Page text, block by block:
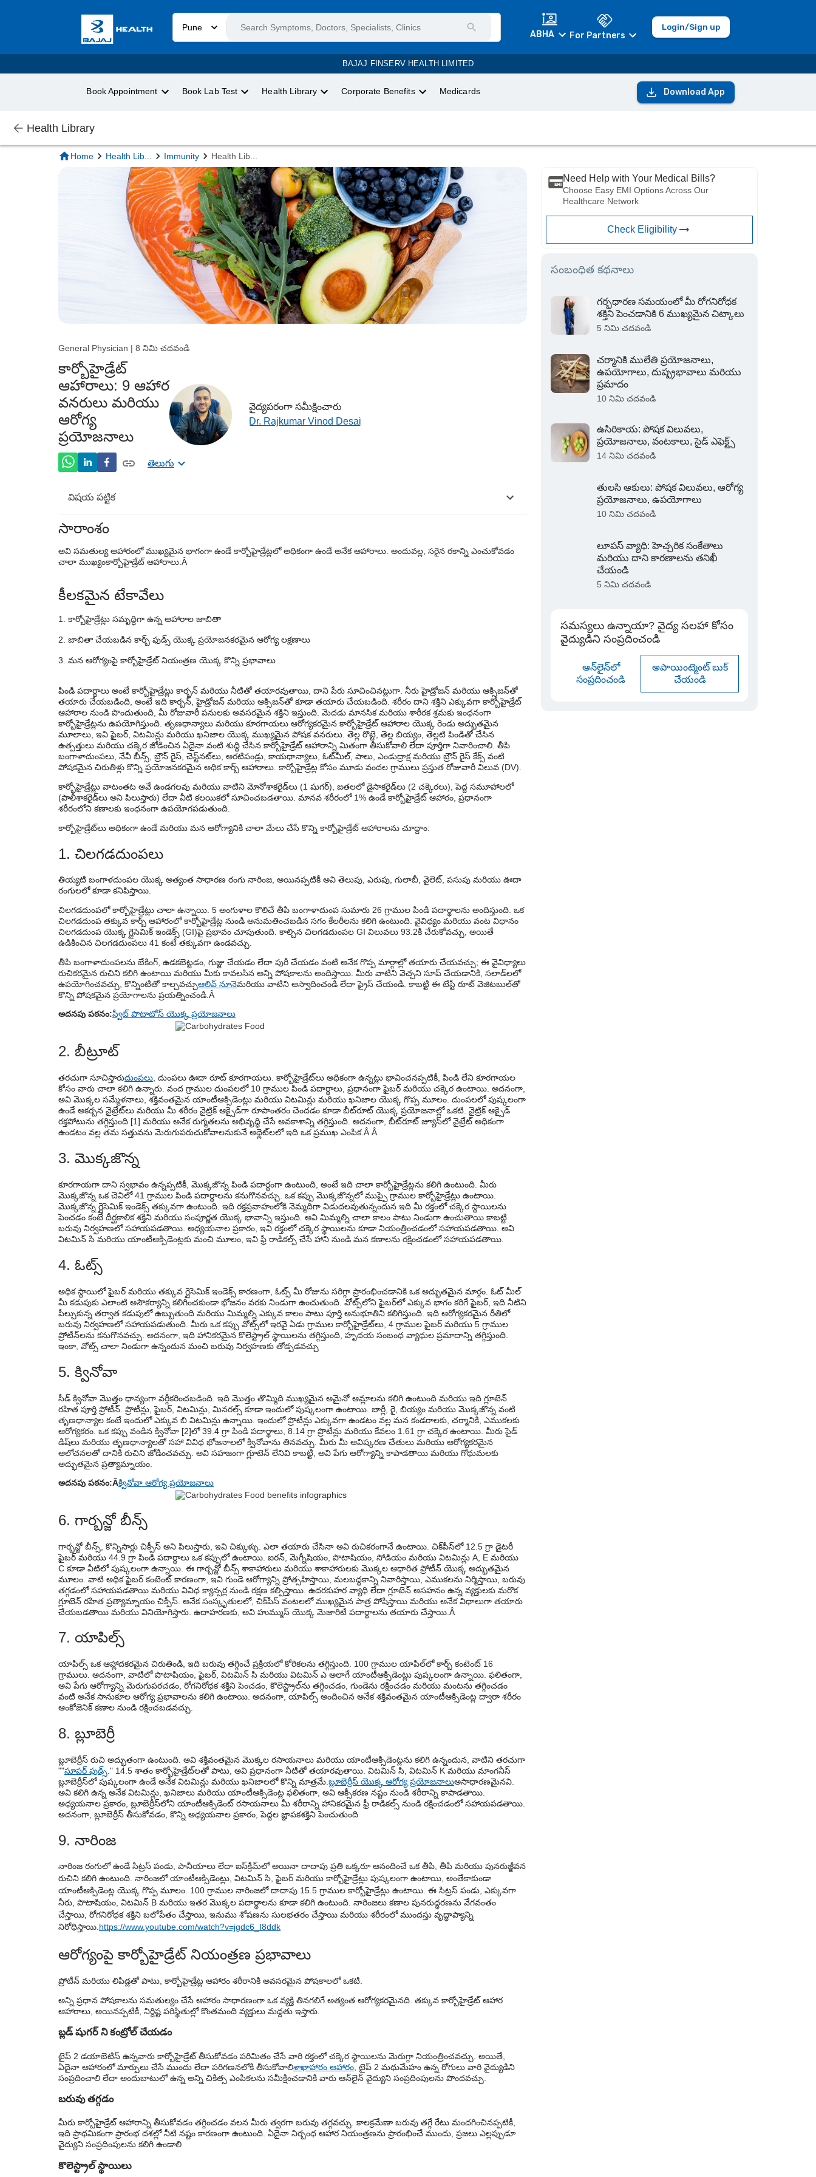
Pune
ABHA For Partners
Login/Sign up
BAJAJ FINSERV HEALTH LIMITED
Book Appointment Book Lab Test Health Library Corporate Benefits Medicards Download App
Health Library
Home Health Lib... Immunity Health Lib...
General Physician | 8 నిమి చదవండి
కార్బోహైడ్రేట్
ఆహారాలు: 9 ఆహార
వనరులు మరియు
ఆరోగ్య
ప్రయోజనాలు
వైద్యపరంగా సమీక్షించారు
Dr. Rajkumar Vinod Desai
తెలుగు
విషయ పట్టిక
1. చిలగడదుంపలు
2. బీట్రూట్
4. ఓట్స్
5. క్వినోవా
6. గార్బన్జో బీన్స్
7. యాపిల్స్
8. బ్లూబెర్రీ
9. నారింజ
ఆరోగ్యంపై కార్బోహైడ్రేట్ నియంత్రణ ప్రభావాలు
సారాంశం
అవి సమతుల్య ఆహారంలో ముఖ్యమైన భాగంగా ఉండే కార్బోహైడ్రేట్లలో అధికంగా ఉండే అనేక ఆహారాలు. అందువల్ల, సరైన రకాన్ని ఎంచుకోవడం
చాలా ముఖ్యంకార్బోహైడ్రేట్ ఆహారాలు Â
కీలకమైన టేకావేలు
కార్బోహైడ్రేట్లు సమృద్ధిగా ఉన్న ఆహారాల జాబితా
జాబితా చేయబడిన కార్బ్ ఫుడ్స్ యొక్క ప్రయోజనకరమైన ఆరోగ్య లక్షణాలు
మన ఆరోగ్యంపై కార్బోహైడ్రేట్ నియంత్రణ యొక్క కొన్ని ప్రభావాలు
పిండి పదార్థాలు అంటే కార్బోహైడ్రేట్లు కార్బన్ మరియు నీటితో తయారవుతాయి, దాని పేరు సూచించినట్లుగా. నీరు హైడ్రోజన్ మరియు ఆక్సిజన్‌తో
తయారు చేయబడింది, అంటే ఇది కార్బన్, హైడ్రోజన్ మరియు ఆక్సిజన్‌తో కూడా తయారు చేయబడింది. శరీరం దాని శక్తిని ఎక్కువగా కార్బోహైడ్రేట్
ఆహారాల నుండి పొందుతుంది, మీ రోజువారీ పనులకు అవసరమైన శక్తిని ఇస్తుంది. మెదడు మానసిక మరియు శారీరక శ్రమకు ఇంధనంగా
కార్బోహైడ్రేట్లను ఉపయోగిస్తుంది. తృణధాన్యాలు మరియు కూరగాయలు ఆరోగ్యకరమైన కార్బోహైడ్రేట్ ఆహారాల యొక్క రెండు అద్భుతమైన
మూలాలు, ఇవి ఫైబర్, విటమిన్లు మరియు ఖనిజాల యొక్క ముఖ్యమైన పోషక వనరులు. తెల్ల రొట్టె, తెల్ల బియ్యం, తెల్లటి పిండితో చేసిన
ఉత్పత్తులు మరియు చక్కెర జోడించిన ఏదైనా వంటి శుద్ధి చేసిన కార్బోహైడ్రేట్ ఆహారాన్ని మితంగా తీసుకోవాలి లేదా పూర్తిగా నివారించాలి. తీపి
బంగాళాదుంపలు, నేవీ బీన్స్, బ్రౌన్ రైస్, చెస్ట్‌నట్‌లు, అరటిపండ్లు, కాయధాన్యాలు, ఓట్‌మీల్, పాలు, ఎండుద్రాక్ష మరియు బ్రౌన్ రైస్ కేక్స్ వంటి
పోషకమైన చిరుతిళ్లు కొన్ని ప్రయోజనకరమైన అధిక కార్బ్ ఆహారాలు. కార్బోహైడ్రేట్ల కోసం మూడు వందల గ్రాములు ప్రస్తుత రోజువారీ విలువ (DV).
కార్బోహైడ్రేట్లు వాటంతట అవే ఉండగలవు మరియు వాటిని మోనోశాకరైడ్‌లు (1 షుగర్), జతలలో డైసాకరైడ్‌లు (2 చక్కెరలు), పెద్ద సమూహాలలో
(పాలీశాకరైడ్‌లు అని పిలుస్తారు) లేదా వీటి కలయికలో సూచించబడతాయి. మానవ శరీరంలో 1% ఉండే కార్బోహైడ్రేట్ ఆహారం, ప్రధానంగా
శరీరంలోని కణాలకు ఇంధనంగా ఉపయోగపడుతుంది.
కార్బోహైడ్రేట్‌లు అధికంగా ఉండే మరియు మన ఆరోగ్యానికి చాలా మేలు చేసే కొన్ని కార్బోహైడ్రేట్ ఆహారాలను చూద్దాం:
1. చిలగడదుంపలు
తియ్యటి బంగాళదుంపల యొక్క అత్యంత సాధారణ రంగు నారింజ, అయినప్పటికీ అవి తెలుపు, ఎరుపు, గులాబీ, వైలెట్, పసుపు మరియు ఊదా
రంగులలో కూడా కనిపిస్తాయి.
చిలగడదుంపలో కార్బోహైడ్రేట్లు చాలా ఉన్నాయి. 5 అంగుళాల కొలిచే తీపి బంగాళాదుంప సుమారు 26 గ్రాముల పిండి పదార్థాలను అందిస్తుంది. ఒక
చిలగడదుంప తక్కువ కార్బ్ ఆహారంలో కార్బోహైడ్రేట్ల నుండి అనుమతించబడిన సగం కేలరీలను కలిగి ఉంటుంది. వైవిధ్యం మరియు వంట విధానం
చిలగడదుంప యొక్క గ్లైసెమిక్ ఇండెక్స్ (GI)పై ప్రభావం చూపుతుంది. కాల్చిన చిలగడదుంపల GI విలువలు 93.2కి చేరుకోవచ్చు, అయితే
ఉడికించిన చిలగడదుంపలు 41 కంటే తక్కువగా ఉండవచ్చు.
తీపి బంగాళాదుంపలను బేకింగ్, ఉడకబెట్టడం, గుజ్జు చేయడం లేదా పురీ చేయడం వంటి అనేక గొప్ప మార్గాల్లో తయారు చేయవచ్చు; ఈ వైవిధ్యాలు
రుచికరమైన రుచిని కలిగి ఉంటాయి మరియు మీకు కావలసిన అన్ని పోషకాలను అందిస్తాయి. మీరు వాటిని వెచ్చని సూప్ చేయడానికి, సలాడ్‌లలో
ఉపయోగించవచ్చు, కొన్నింటితో కాల్చవచ్చుఆలివ్ నూనెమరియు వాటిని ఆస్వాదించండి లేదా ఫ్రైస్ చేయండి. కాబట్టి ఈ టేస్టీ రూట్ వెజిటబుల్‌తో
కొన్ని పోషకమైన ప్రయోగాలను ప్రయత్నించండి.Â
అదనపు పఠనం:స్వీట్ పొటాటోస్ యొక్క ప్రయోజనాలు
2. బీట్రూట్
తరచుగా సూచిస్తారుదుంపలు, దుంపలు ఊదా రూట్ కూరగాయలు. కార్బోహైడ్రేట్‌లు అధికంగా ఉన్నట్లు భావించనప్పటికీ, పిండి లేని కూరగాయల
కోసం వారు చాలా కలిగి ఉన్నారు. వంద గ్రాముల దుంపలలో 10 గ్రాముల పిండి పదార్థాలు, ప్రధానంగా ఫైబర్ మరియు చక్కెర ఉంటాయి. అదనంగా,
అవి మొక్కల సమ్మేళనాలు, శక్తివంతమైన యాంటీఆక్సిడెంట్లు మరియు విటమిన్లు మరియు ఖనిజాల యొక్క గొప్ప మూలం. దుంపలలో పుష్కలంగా
ఉండే అకర్బన నైట్రేట్‌లు మరియు మీ శరీరం నైట్రిక్ ఆక్సైడ్‌గా రూపాంతరం చెందడం కూడా బీట్‌రూట్ యొక్క ప్రయోజనాల్లో ఒకటి. నైట్రిక్ ఆక్సైడ్
రక్తపోటును తగ్గిస్తుంది [1] మరియు అనేక రుగ్మతలను అభివృద్ధి చేసే అవకాశాన్ని తగ్గిస్తుంది. అదనంగా, బీట్‌రూట్ జ్యూస్‌లో నైట్రేట్ అధికంగా
ఉండటం వల్ల తమ సత్తువను మెరుగుపరుచుకోవాలనుకునే అథ్లెట్‌లలో ఇది ఒక ప్రముఖ ఎంపిక.Â Â
3. మొక్కజొన్న
కూరగాయగా దాని స్వభావం ఉన్నప్పటికీ, మొక్కజొన్న పిండి పదార్ధంగా ఉంటుంది, అంటే ఇది చాలా కార్బోహైడ్రేట్లను కలిగి ఉంటుంది. మీరు
మొక్కజొన్న ఒక చెవిలో 41 గ్రాముల పిండి పదార్థాలను కనుగొనవచ్చు. ఒక కప్పు మొక్కజొన్నలో ముప్పై గ్రాముల కార్బోహైడ్రేట్లు ఉంటాయి.
మొక్కజొన్న గ్లైసెమిక్ ఇండెక్స్ తక్కువగా ఉంటుంది. ఇది రక్తప్రవాహంలోకి నెమ్మదిగా విడుదలవుతున్నందున ఇది మీ రక్తంలో చక్కెర స్థాయిలను
పెంచడం కంటే దీర్ఘకాలిక శక్తిని మరియు సంపూర్ణత యొక్క భావాన్ని ఇస్తుంది. అవి మిమ్మల్ని చాలా కాలం పాటు నిండుగా ఉంచుతాయి కాబట్టి
బరువు నిర్వహణలో సహాయపడతాయి. అధ్యయనాల ప్రకారం, ఇవి రక్తంలో చక్కెర స్థాయిలను కూడా నియంత్రించడంలో సహాయపడతాయి. అవి
విటమిన్ సి మరియు యాంటీఆక్సిడెంట్లకు మంచి మూలం, ఇవి ఫ్రీ రాడికల్స్ చేసే హాని నుండి మన కణాలను రక్షించడంలో సహాయపడతాయి.
4. ఓట్స్
అధిక స్థాయిలో ఫైబర్ మరియు తక్కువ గ్లైసెమిక్ ఇండెక్స్ కారణంగా, ఓట్స్ మీ రోజును సరిగ్గా ప్రారంభించడానికి ఒక అద్భుతమైన మార్గం. ఓట్ మీల్
మీ కడుపుకు ఎలాంటి అసౌకర్యాన్ని కలిగించకుండా భోజనం వరకు నిండుగా ఉంచుతుంది. వోట్స్‌లోని ఫైబర్‌లో ఎక్కువ భాగం కరిగే ఫైబర్, ఇది నీటిని
పీల్చుకున్న తర్వాత కడుపులో ఉబ్బుతుంది మరియు మిమ్మల్ని ఎక్కువ కాలం పాటు పూర్తి అనుభూతిని కలిగిస్తుంది. ఇది ఆరోగ్యకరమైన రీతిలో
బరువు నిర్వహణలో సహాయపడుతుంది. మీరు ఒక కప్పు వోట్స్‌లో ఇరవై ఏడు గ్రాముల కార్బోహైడ్రేట్‌లు, 4 గ్రాముల ఫైబర్ మరియు 5 గ్రాముల
ప్రోటీన్‌లను కనుగొనవచ్చు. అదనంగా, ఇది హానికరమైన కొలెస్ట్రాల్ స్థాయిలను తగ్గిస్తుంది, హృదయ సంబంధ వ్యాధుల ప్రమాదాన్ని తగ్గిస్తుంది.
ఇంకా, వోట్స్ చాలా నిండుగా ఉన్నందున మంచి బరువు నిర్వహణకు తోడ్పడవచ్చు
5. క్వినోవా
సీడ్ క్వినోవా మొత్తం ధాన్యంగా వర్గీకరించబడింది. ఇది మొత్తం తొమ్మిది ముఖ్యమైన అమైనో ఆమ్లాలను కలిగి ఉంటుంది మరియు ఇది గ్లూటెన్
రహిత పూర్తి ప్రోటీన్. ప్రొటీన్లు, ఫైబర్, విటమిన్లు, మినరల్స్ కూడా ఇందులో పుష్కలంగా ఉంటాయి. బార్లీ, రై, బియ్యం మరియు మొక్కజొన్న వంటి
తృణధాన్యాల కంటే ఇందులో ఎక్కువ బి విటమిన్లు ఉన్నాయి. ఇందులో ప్రొటీన్లు ఎక్కువగా ఉండటం వల్ల మన కండరాలకు, చర్మానికి, ఎముకలకు
ఆరోగ్యకరం. ఒక కప్పు వండిన క్వినోవా [2]లో 39.4 గ్రా పిండి పదార్థాలు, 8.14 గ్రా ప్రొటీన్లు మరియు కేవలం 1.61 గ్రా చక్కెర ఉంటాయి. మీరు సైడ్
డిష్‌లు మరియు తృణధాన్యాలతో సహా వివిధ భోజనాలలో క్వినోవాను తినవచ్చు. మీరు మీ ఆవిష్కరణ చేతులు మరియు ఆరోగ్యకరమైన
ఆలోచనలతో దానికి రుచిని జోడించవచ్చు. అవి సహజంగా గ్లూటెన్ లేనివి కాబట్టి, అవి పేగు ఆరోగ్యాన్ని కాపాడతాయి మరియు గోధుమలకు
అద్భుతమైన ప్రత్యామ్నాయం.
అదనపు పఠనం:Âక్వినోవా ఆరోగ్య ప్రయోజనాలు
6. గార్బన్జో బీన్స్
గార్బన్జో బీన్స్, కొన్నిసార్లు చిక్పీస్ అని పిలుస్తారు, ఇవి చిక్కుళ్ళు. ఎలా తయారు చేసినా అవి రుచికరంగానే ఉంటాయి. చిక్‌పీస్‌లో 12.5 గ్రా డైటరీ
ఫైబర్ మరియు 44.9 గ్రా పిండి పదార్థాలు ఒక కప్పులో ఉంటాయి. ఐరన్, మెగ్నీషియం, పొటాషియం, సోడియం మరియు విటమిన్లు A, E మరియు
C కూడా వీటిలో పుష్కలంగా ఉన్నాయి. ఈ గార్బన్జో బీన్స్ శాకాహారులు మరియు శాకాహారులకు మొక్కల ఆధారిత ప్రోటీన్ యొక్క అద్భుతమైన
మూలం. వాటి అధిక ఫైబర్ కంటెంట్ కారణంగా, ఇవి గుండె ఆరోగ్యాన్ని ప్రోత్సహిస్తాయి, మలబద్ధకాన్ని నివారిస్తాయి, ఎముకలను నిర్మిస్తాయి, బరువు
తగ్గడంలో సహాయపడతాయి మరియు వివిధ క్యాన్సర్ల నుండి రక్షణ కల్పిస్తాయి. ఉదరకుహర వ్యాధి లేదా గ్లూటెన్ అసహనం ఉన్న వ్యక్తులకు మరొక
గ్లూటెన్ రహిత ప్రత్యామ్నాయం చిక్పీస్. అనేక సంస్కృతులలో, చిక్‌పీస్ వంటలలో ముఖ్యమైన పాత్ర పోషిస్తాయి మరియు అనేక విధాలుగా తయారు
చేయబడతాయి మరియు వినియోగిస్తారు. ఉదాహరణకు, అవి హుమ్ముస్ యొక్క మెజారిటీ పదార్థాలను తయారు చేస్తాయి.Â
7. యాపిల్స్
యాపిల్స్ ఒక ఆహ్లాదకరమైన చిరుతిండి, ఇది బరువు తగ్గించే ప్రక్రియలో కోరికలను తగ్గిస్తుంది. 100 గ్రాముల యాపిల్‌లో కార్బ్ కంటెంట్ 16
గ్రాములు. అదనంగా, వాటిలో పొటాషియం, ఫైబర్, విటమిన్ సి మరియు విటమిన్ ఎ అలాగే యాంటీఆక్సిడెంట్లు పుష్కలంగా ఉన్నాయి. ఫలితంగా,
అవి పేగు ఆరోగ్యాన్ని మెరుగుపరచడం, రోగనిరోధక శక్తిని పెంచడం, కొలెస్ట్రాల్‌ను తగ్గించడం, గుండెను రక్షించడం మరియు మంటను తగ్గించడం
వంటి అనేక సానుకూల ఆరోగ్య ప్రభావాలను కలిగి ఉంటాయి. అదనంగా, యాపిల్స్ అందించిన అనేక శక్తివంతమైన యాంటీఆక్సిడెంట్ల ద్వారా శరీరం
ఆంకోజెనిక్ కణాల నుండి రక్షించబడవచ్చు.
8. బ్లూబెర్రీ
బ్లూబెర్రీస్ రుచి అద్భుతంగా ఉంటుంది. అవి శక్తివంతమైన మొక్కల రసాయనాలు మరియు యాంటీఆక్సిడెంట్లను కలిగి ఉన్నందున, వాటిని తరచుగా
""సూపర్ ఫుడ్స్ ." 14.5 శాతం కార్బోహైడ్రేట్‌లతో పాటు, అవి ప్రధానంగా నీటితో తయారవుతాయి. విటమిన్ సి, విటమిన్ K మరియు మాంగనీస్
బ్లూబెర్రీస్‌లో పుష్కలంగా ఉండే అనేక విటమిన్లు మరియు ఖనిజాలలో కొన్ని మాత్రమే. బ్లూబెర్రీస్ యొక్క ఆరోగ్య ప్రయోజనాలుఅసాధారణమైనవి.
అవి కలిగి ఉన్న అనేక విటమిన్లు, ఖనిజాలు మరియు యాంటీఆక్సిడెంట్ల ఫలితంగా, అవి ఆక్సీకరణ నష్టం నుండి శరీరాన్ని కాపాడతాయి.
అధ్యయనాల ప్రకారం, బ్లూబెర్రీస్‌లోని యాంటీఆక్సిడెంట్ రసాయనాలు మీ శరీరాన్ని హానికరమైన ఫ్రీ రాడికల్స్ నుండి రక్షించడంలో సహాయపడతాయి.
అదనంగా, బ్లూబెర్రీస్ తీసుకోవడం, కొన్ని అధ్యయనాల ప్రకారం, పెద్దల జ్ఞాపకశక్తిని పెంచుతుంది
9. నారింజ
నారింజ రంగులో ఉండే సిట్రస్ పండు, పానీయాలు లేదా ఐస్‌క్రీమ్‌లో అయినా దాదాపు ప్రతి ఒక్కరూ ఆనందించే ఒక తీపి, తీపి మరియు పునరుజ్జీవన
రుచిని కలిగి ఉంటుంది. నారింజలో యాంటీఆక్సిడెంట్లు, విటమిన్ సి, ఫైబర్ మరియు కార్బోహైడ్రేట్లు పుష్కలంగా ఉంటాయి, అంతేకాకుండా
యాంటీఆక్సిడెంట్ల యొక్క గొప్ప మూలం. 100 గ్రాముల నారింజలో దాదాపు 15.5 గ్రాముల కార్బోహైడ్రేట్లు ఉంటాయి. ఈ సిట్రస్ పండు, ఎక్కువగా
నీరు, పొటాషియం, విటమిన్ B మరియు ఇతర మొక్కల పదార్థాలను కూడా కలిగి ఉంటుంది. నారింజలు కణాల పునరుద్ధరణను వేగవంతం
చేస్తాయి, రోగనిరోధక శక్తిని బలోపేతం చేస్తాయి, ఇనుము శోషణను సులభతరం చేస్తాయి మరియు శరీరంలో ముందస్తు వృద్ధాప్యాన్ని
నిరోధిస్తాయి. https://www.youtube.com/watch?v=jgdc6_I8ddk
ఆరోగ్యంపై కార్బోహైడ్రేట్ నియంత్రణ ప్రభావాలు
ప్రోటీన్ మరియు లిపిడ్లతో పాటు, కార్బోహైడ్రేట్ల ఆహారం శరీరానికి అవసరమైన పోషకాలలో ఒకటి.
అన్ని ప్రధాన పోషకాలను సమతుల్యం చేసే ఆహారం సాధారణంగా ఒక వ్యక్తి తినగలిగే అత్యంత ఆరోగ్యకరమైనది. తక్కువ కార్బోహైడ్రేట్ ఆహార
ఆహారాలు, అయినప్పటికీ, నిర్దిష్ట పరిస్థితుల్లో కొంతమంది వ్యక్తులు మద్దతు ఇస్తారు.
బ్లడ్ షుగర్ ని కంట్రోల్ చేయడం
టైప్ 2 డయాబెటిస్ ఉన్నవారు కార్బోహైడ్రేట్ తీసుకోవడం పరిమితం చేసే వారి రక్తంలో చక్కెర స్థాయిలను మెరుగ్గా నియంత్రించవచ్చు. అయితే,
ఏదైనా ఆహారంలో మార్పులు చేసే ముందు లేదా పరిగణనలోకి తీసుకోవాలిశాఖాహారం ఆహారం, టైప్ 2 మధుమేహం ఉన్న రోగులు వారి వైద్యుడిని
సంప్రదించాలి లేదా అందుబాటులో ఉన్న అన్ని చికిత్స ఎంపికలను సమీక్షించడానికి వారు ఆన్‌లైన్ వైద్యుని సంప్రదింపులను పొందవచ్చు.
బరువు తగ్గడం
మీరు కార్బోహైడ్రేట్ ఆహారాన్ని తీసుకోవడం తగ్గించడం వలన మీరు త్వరగా బరువు తగ్గవచ్చు. కాలక్రమేణా బరువు తగ్గే రేటు మందగించినప్పటికీ,
ఇది ప్రాథమికంగా ప్రారంభ దశల్లో నీటి నష్టం కారణంగా ఉంటుంది. ఏదైనా నిర్బంధ ఆహార నియంత్రణను ప్రారంభించే ముందు, ప్రజలు ఎల్లప్పుడూ
వైద్యుని సంప్రదింపులను కలిగి ఉండాలి
కొలెస్ట్రాల్ స్థాయిలు
Need Help with Your Medical Bills?
Choose Easy EMI Options Across Our
Healthcare Network
Check Eligibility
సంబంధిత కథనాలు
గర్భధారణ సమయంలో మీ రోగనిరోధక
శక్తిని పెంచడానికి 6 ముఖ్యమైన చిట్కాలు
5 నిమి చదవండి
చర్మానికి ములేతి ప్రయోజనాలు,
ఉపయోగాలు, దుష్ప్రభావాలు మరియు
ప్రమాదం
10 నిమి చదవండి
ఉసిరికాయ: పోషక విలువలు,
ప్రయోజనాలు, వంటకాలు, సైడ్ ఎఫెక్ట్స్
14 నిమి చదవండి
తులసి ఆకులు: పోషక విలువలు, ఆరోగ్య
ప్రయోజనాలు, ఉపయోగాలు
10 నిమి చదవండి
లూపస్ వ్యాధి: హెచ్చరిక సంకేతాలు
మరియు దాని కారణాలను తనిఖీ
చేయండి
5 నిమి చదవండి
సమస్యలు ఉన్నాయా? వైద్య సలహా కోసం
వైద్యుడిని సంప్రదించండి
ఆన్‌లైన్‌లో
సంప్రదించండి
అపాయింట్మెంట్ బుక్
చేయండి